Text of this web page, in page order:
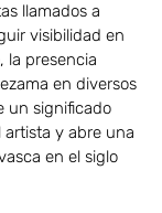
llamados a
visibilidad en
la presencia
en diversos
un significado
y abre una
en el siglo